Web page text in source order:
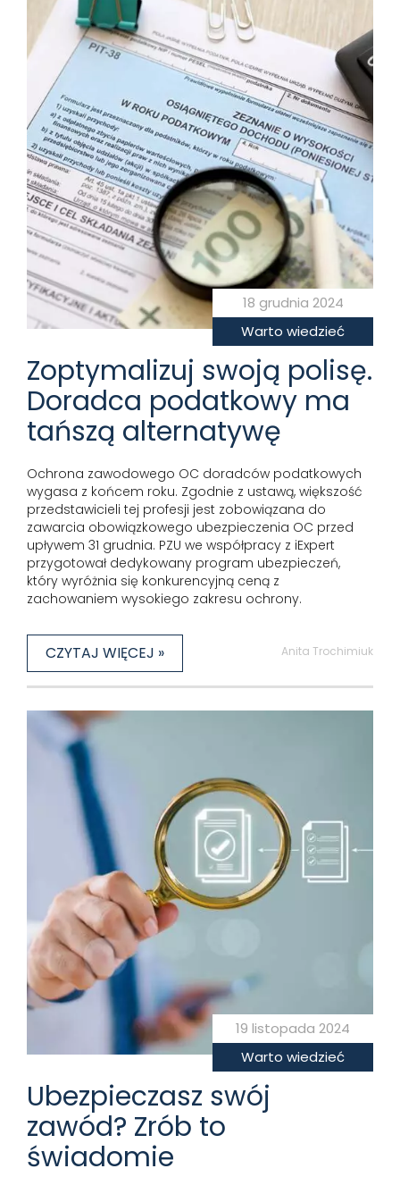
18 grudnia 2024
Warto wiedzieć
Zoptymalizuj swoją polisę.
Doradca podatkowy ma
tańszą alternatywę
Ochrona zawodowego OC doradców podatkowych
wygasa z końcem roku. Zgodnie z ustawą, większość
przedstawicieli tej profesji jest zobowiązana do
zawarcia obowiązkowego ubezpieczenia OC przed
upływem 31 grudnia. PZU we współpracy z iExpert
przygotował dedykowany program ubezpieczeń,
który wyróżnia się konkurencyjną ceną z
zachowaniem wysokiego zakresu ochrony.
CZYTAJ WIĘCEJ » Anita Trochimiuk
19 listopada 2024
Warto wiedzieć
Ubezpieczasz swój
zawód? Zrób to
świadomie